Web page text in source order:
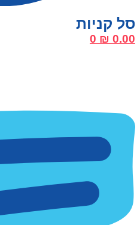
₪ 0.00
0